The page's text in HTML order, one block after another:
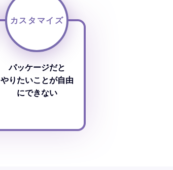
カスタマイズ
パッケージだと
やりたいことが自由
にできない